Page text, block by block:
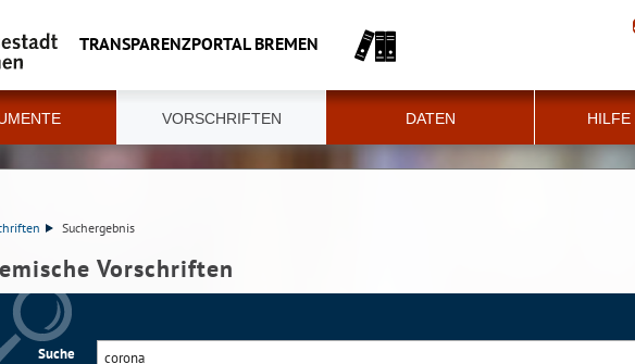
TRANSPARENZPORTAL BREMEN
VORSCHRIFTEN DATEN HILFE
Suchergebnis
Vorschriften
Suche